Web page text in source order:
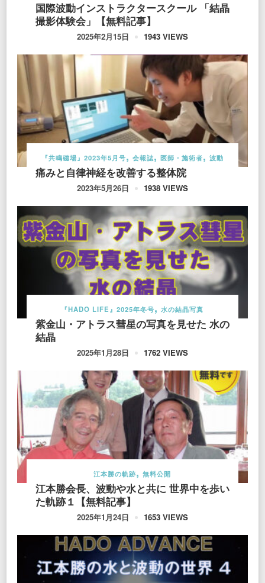
国際波動インストラクタースクール 「結晶
撮影体験会」【無料記事】
2025年2月15日 1943 VIEWS
『共鳴磁場』2023年5月号 会報誌 医師・施術者 波動
痛みと自律神経を改善する整体院
2023年5月26日 1938 VIEWS
『HADO LIFE』2025年冬号 水の結晶写真
紫金山・アトラス彗星の写真を見せた 水の
結晶
2025年1月28日 1762 VIEWS
江本勝の軌跡 無料公開
江本勝会長、波動や水と共に 世界中を歩い
た軌跡１【無料記事】
2025年1月24日 1653 VIEWS